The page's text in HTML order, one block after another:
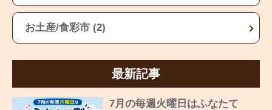
お土産/食彩市 (2)
最新記事
7月の毎週火曜日はふなたて